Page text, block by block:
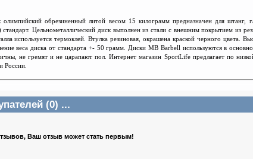
обрезиненный литой весом 15 килограмм предназначен для штанг,
стандарт. Цельнометаллический диск выполнен из стали с внешним покрытием из
используется термоклей. Втулка резиновая, окрашена краской черного цвета.
веса диска от стандарта +- 50 грамм. Диски MB Barbell используются в
не гремят и не царапают пол. Интернет магазин SportLife предлагает по
России.
(0) ...
Ваш отзыв может стать первым!